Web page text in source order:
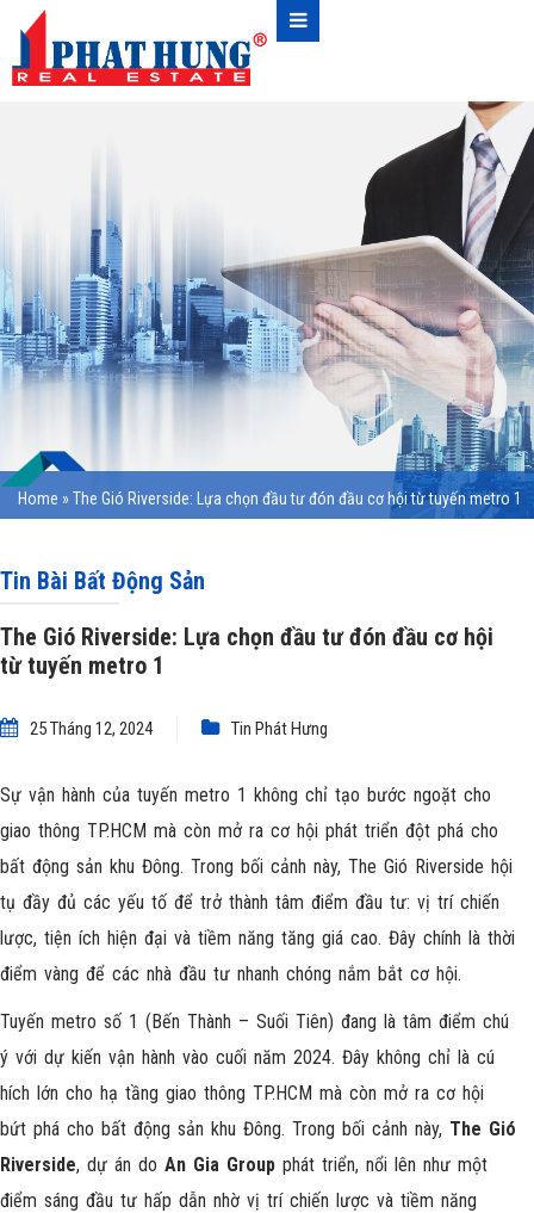
Home »The Gió Riverside: Lựa chọn đầu tư đón đầu cơ hội từ tuyến metro 1
Tin Bài Bất Động Sản
The Gió Riverside: Lựa chọn đầu tư đón đầu cơ hội
từ tuyến metro 1
25 Tháng 12, 2024 Tin Phát Hưng
Sự vận hành của tuyến metro 1 không chỉ tạo bước ngoặt cho
giao thông TP.HCM mà còn mở ra cơ hội phát triển đột phá cho
bất động sản khu Đông. Trong bối cảnh này, The Gió Riverside hội
tụ đầy đủ các yếu tố để trở thành tâm điểm đầu tư: vị trí chiến
lược, tiện ích hiện đại và tiềm năng tăng giá cao. Đây chính là thời
điểm vàng để các nhà đầu tư nhanh chóng nắm bắt cơ hội.
Tuyến metro số 1 (Bến Thành – Suối Tiên) đang là tâm điểm chú
ý với dự kiến vận hành vào cuối năm 2024. Đây không chỉ là cú
hích lớn cho hạ tầng giao thông TP.HCM mà còn mở ra cơ hội
bứt phá cho bất động sản khu Đông. Trong bối cảnh này, The Gió
Riverside, dự án do An Gia Group phát triển, nổi lên như một
điểm sáng đầu tư hấp dẫn nhờ vị trí chiến lược và tiềm năng